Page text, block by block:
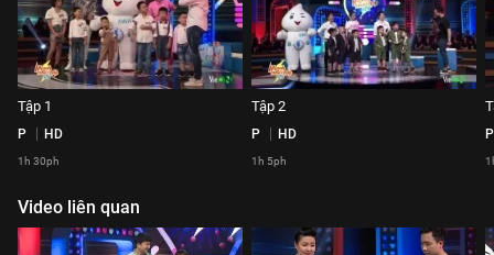
Tập 1
P HD
1h 30ph
Tập 2
P HD
1h 5ph
P
Video liên quan